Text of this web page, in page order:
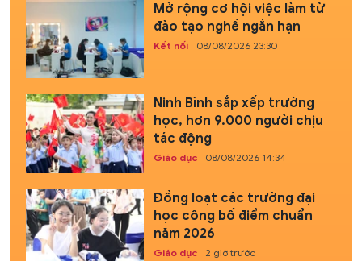
Mở rộng cơ hội việc làm từ
đào tạo nghề ngắn hạn
Kết nối 08/08/2026 23:30
Ninh Bình sắp xếp trường
học, hơn 9.000 người chịu
tác động
Giáo dục 08/08/2026 14:34
Đồng loạt các trường đại
học công bố điểm chuẩn
năm 2026
Giáo dục 2 giờ trước